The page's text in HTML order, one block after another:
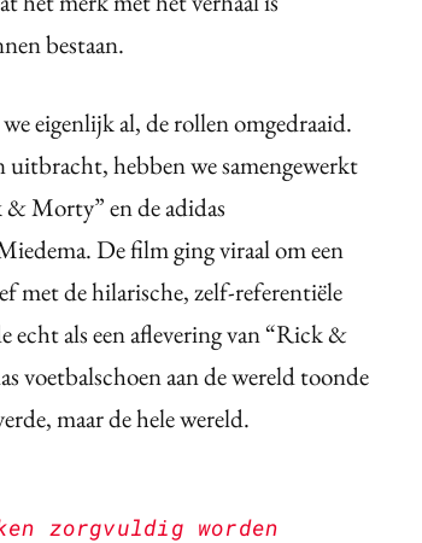
bestaan.
eigenlijk al, de rollen omgedraaid.
uitbracht, hebben we samengewerkt
Morty” en de adidas
De film ging viraal om een
met de hilarische, zelf-referentiële
als een aflevering van “Rick &
aan de wereld toonde
maar de hele wereld.
zorgvuldig worden